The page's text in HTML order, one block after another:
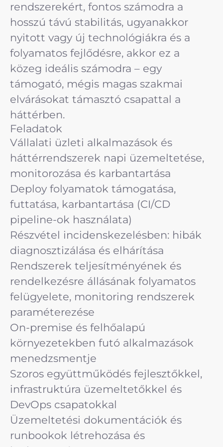
rendszerekért, fontos számodra a
hosszú távú stabilitás, ugyanakkor
nyitott vagy új technológiákra és a
folyamatos fejlődésre, akkor ez a
közeg ideális számodra – egy
támogató, mégis magas szakmai
elvárásokat támasztó csapattal a
háttérben.
Feladatok
Vállalati üzleti alkalmazások és
háttérrendszerek napi üzemeltetése,
monitorozása és karbantartása
Deploy folyamatok támogatása,
futtatása, karbantartása (CI/CD
pipeline-ok használata)
Részvétel incidenskezelésben: hibák
diagnosztizálása és elhárítása
Rendszerek teljesítményének és
rendelkezésre állásának folyamatos
felügyelete, monitoring rendszerek
paraméterezése
On-premise és felhőalapú
környezetekben futó alkalmazások
menedzsmentje
Szoros együttműködés fejlesztőkkel,
infrastruktúra üzemeltetőkkel és
DevOps csapatokkal
Üzemeltetési dokumentációk és
runbookok létrehozása és